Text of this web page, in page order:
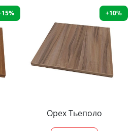
+10%
Орех Тьеполо